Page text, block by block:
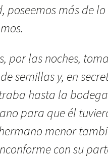
poseemos más de
por las noches,
semillas y, en
hasta la
para que él
menor
con su